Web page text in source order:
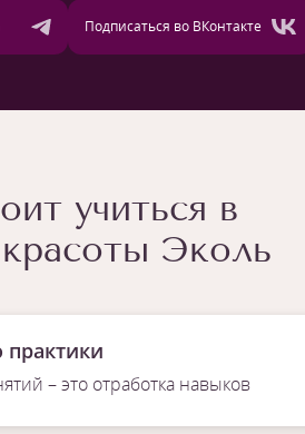
Подписаться во ВКонтакте
учиться в
Эколь
– это отработка навыков